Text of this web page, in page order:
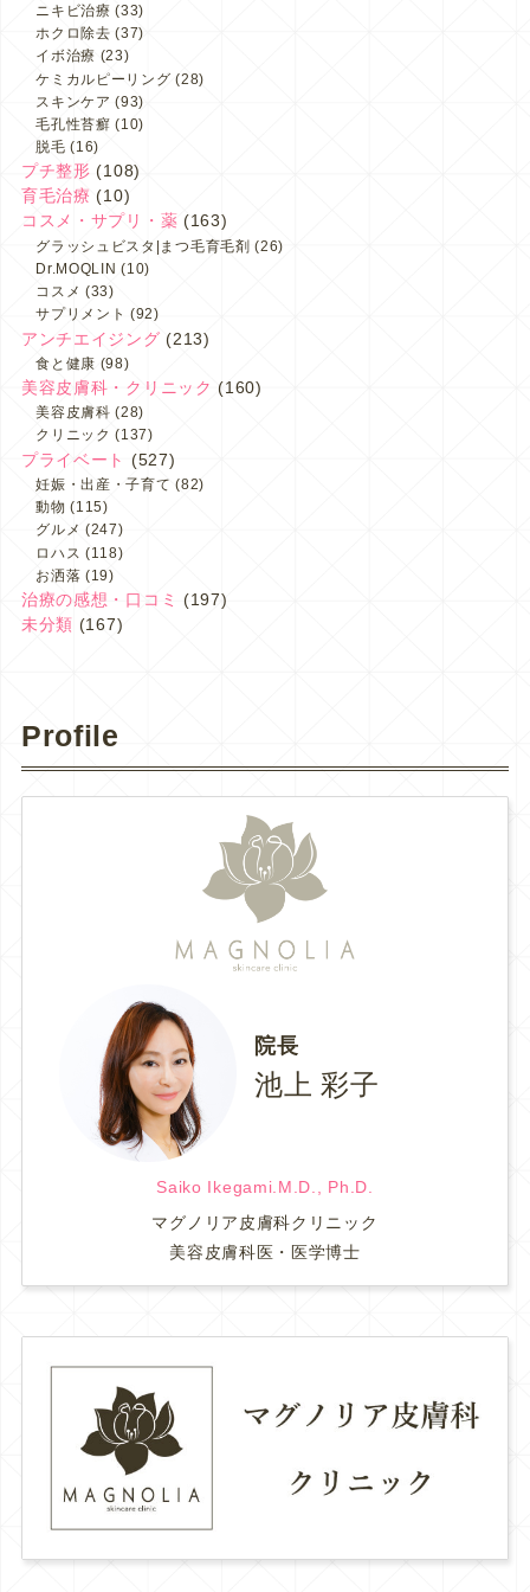
ニキビ治療 (33)
ホクロ除去 (37)
イボ治療 (23)
ケミカルピーリング (28)
スキンケア (93)
毛孔性苔癬 (10)
脱毛 (16)
プチ整形 (108)
育毛治療 (10)
コスメ・サプリ・薬 (163)
グラッシュビスタ|まつ毛育毛剤 (26)
Dr.MOQLIN (10)
コスメ (33)
サプリメント (92)
アンチエイジング (213)
食と健康 (98)
美容皮膚科・クリニック (160)
美容皮膚科 (28)
クリニック (137)
プライベート (527)
妊娠・出産・子育て (82)
動物 (115)
グルメ (247)
ロハス (118)
お洒落 (19)
治療の感想・口コミ (197)
未分類 (167)
Profile
院長
池上 彩子
Saiko Ikegami.M.D., Ph.D.
マグノリア皮膚科クリニック
美容皮膚科医・医学博士